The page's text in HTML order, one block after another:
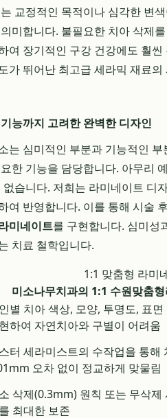
교정적인 목적이나 심각한 변
미합니다. 불필요한 치아 삭제
여 장기적인 구강 건강에도 훨
가 뛰어난 최고급 세라믹 재료
능까지 고려한 완벽한 디자인
는 심미적인 부분과 기능적인
한 기능을 담당합니다. 아무리
없습니다. 저희는 라미네이트 디
여 반영합니다. 이를 통해 시술
미네이트를 구현합니다. 심미성
치료 철학입니다.
1:1 맞춤형 라미
미소나무치과의 1:1 수원맞춤
별 치아 색상, 모양, 투명도, 표
하여 자연치아와 구별이 어려움
터 세라미스트의 수작업을 통해
오차 없이 정교하게 맞물림
삭제(0.3mm) 원칙 또는 무삭제
최대한 보존